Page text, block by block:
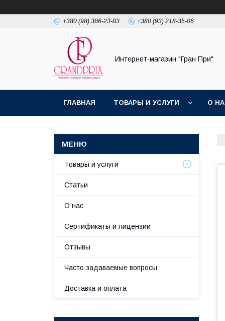
+380 (98) 386-23-83 +380 (93) 218-35-06
Интернет-магазин "Гран При"
ГЛАВНАЯ ТОВАРЫ И УСЛУГИ О
Товары и услуги
Статьи
О нас
Сертификаты и лицензии
Отзывы
Часто задаваемые вопросы
Доставка и оплата